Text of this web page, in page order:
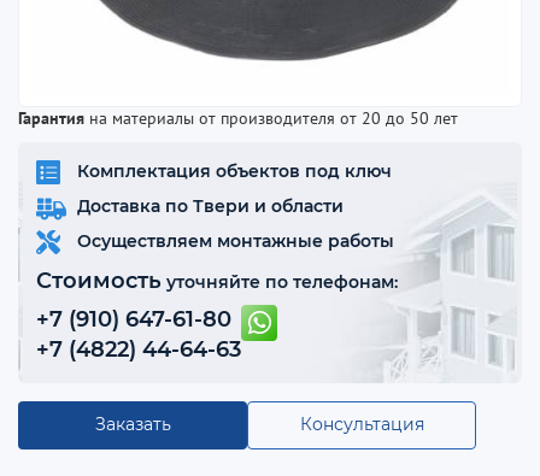
Гарантия на материалы от производителя от 20 до 50 лет
Комплектация объектов под ключ
Доставка по Твери и области
Осуществляем монтажные работы
Стоимость уточняйте по телефонам:
+7 (910) 647-61-80
+7 (4822) 44-64-63
Заказать Консультация